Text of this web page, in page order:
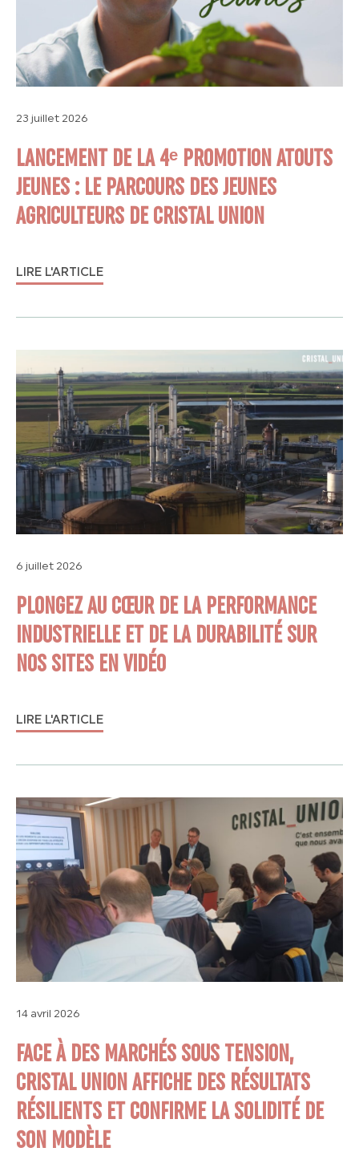
23 juillet 2026
LANCEMENT DE LA 4ᵉ PROMOTION ATOUTS
JEUNES : LE PARCOURS DES JEUNES
AGRICULTEURS DE CRISTAL UNION
LIRE L'ARTICLE
6 juillet 2026
PLONGEZ AU CŒUR DE LA PERFORMANCE
INDUSTRIELLE ET DE LA DURABILITÉ SUR
NOS SITES EN VIDÉO
LIRE L'ARTICLE
14 avril 2026
FACE À DES MARCHÉS SOUS TENSION,
CRISTAL UNION AFFICHE DES RÉSULTATS
RÉSILIENTS ET CONFIRME LA SOLIDITÉ DE
SON MODÈLE